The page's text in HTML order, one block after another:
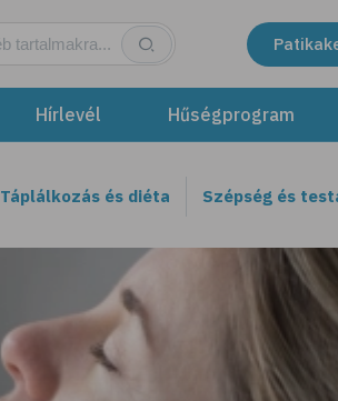
Hírlevél Hűségprogram
Táplálkozás és diéta Szépség és